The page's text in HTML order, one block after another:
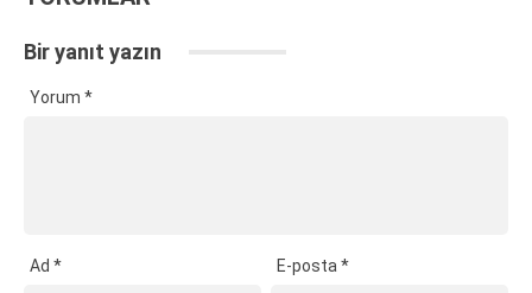
Bir yanıt yazın
Yorum *
Ad * E-posta*